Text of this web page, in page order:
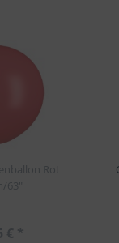
Rot
63"
€ *